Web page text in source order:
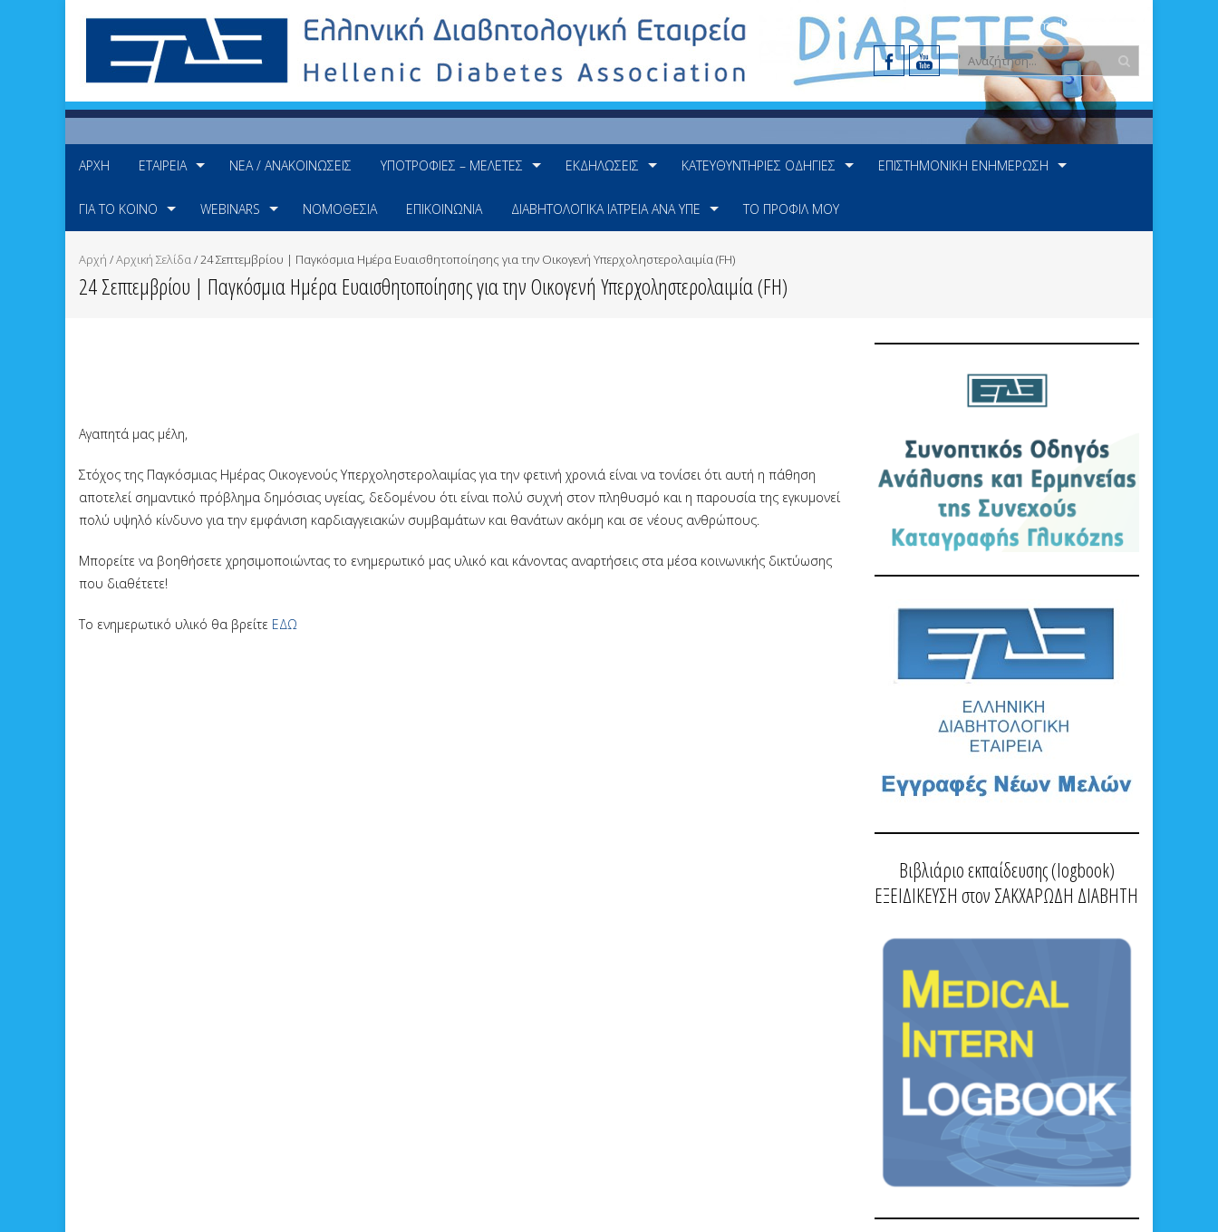
e-mail: info@ede.gr
ΑΡΧΉ ΕΤΑΙΡΕΊΑ ΝΈΑ / ΑΝΑΚΟΙΝΏΣΕΙΣ ΥΠΟΤΡΟΦΊΕΣ – ΜΕΛΈΤΕΣ ΕΚΔΗΛΏΣΕΙΣ ΚΑΤΕΥΘΥΝΤΉΡΙΕΣ ΟΔΗΓΊΕΣ ΕΠΙΣΤΗΜΟΝΙΚΉ ΕΝΗΜΈΡΩΣΗ
ΓΙΑ ΤΟ ΚΟΙΝΌ WEBINARS ΝΟΜΟΘΕΣΊΑ ΕΠΙΚΟΙΝΩΝΊΑ ΔΙΑΒΗΤΟΛΟΓΙΚΆ ΙΑΤΡΕΊΑ ΑΝΆ ΥΠΕ ΤΟ ΠΡΟΦΊΛ ΜΟΥ
Αρχή /Αρχική Σελίδα/24 Σεπτεμβρίου | Παγκόσμια Ημέρα Ευαισθητοποίησης για την Οικογενή Υπερχοληστερολαιμία (FH)
24 Σεπτεμβρίου | Παγκόσμια Ημέρα Ευαισθητοποίησης για την Οικογενή Υπερχοληστερολαιμία (FH)
Αγαπητά μας μέλη,
Στόχος της Παγκόσμιας Ημέρας Οικογενούς Υπερχοληστερολαιμίας για την φετινή χρονιά είναι να τονίσει ότι αυτή η πάθηση
αποτελεί σημαντικό πρόβλημα δημόσιας υγείας, δεδομένου ότι είναι πολύ συχνή στον πληθυσμό και η παρουσία της εγκυμονεί
πολύ υψηλό κίνδυνο για την εμφάνιση καρδιαγγειακών συμβαμάτων και θανάτων ακόμη και σε νέους ανθρώπους.
Μπορείτε να βοηθήσετε χρησιμοποιώντας το ενημερωτικό μας υλικό και κάνοντας αναρτήσεις στα μέσα κοινωνικής δικτύωσης
που διαθέτετε!
Το ενημερωτικό υλικό θα βρείτε ΕΔΩ
Βιβλιάριο εκπαίδευσης (logbook)
ΕΞΕΙΔΙΚΕΥΣΗ στον ΣΑΚΧΑΡΩΔΗ ΔΙΑΒΗΤΗ